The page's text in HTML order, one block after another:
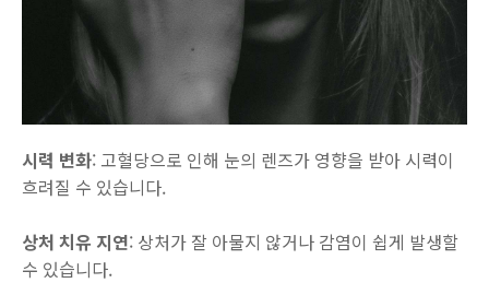
시력 변화: 고혈당으로 인해 눈의 렌즈가 영향을 받아 시력이
흐려질 수 있습니다.
상처 치유 지연: 상처가 잘 아물지 않거나 감염이 쉽게 발생할
수 있습니다.